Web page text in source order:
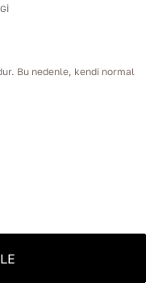
Bu nedenle, kendi normal